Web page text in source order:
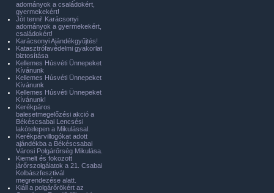
adományok a családokért,
gyermekekért!
Jót tenni! Karácsonyi
adományok a gyermekekért,
családokért!
Karácsonyi Ajándékgyűjtés!
Katasztrófavédelmi gyakorlat
biztosítása
Kellemes Húsvéti Ünnepeket
Kívánunk
Kellemes Húsvéti Ünnepeket
Kívánunk
Kellemes Húsvéti Ünnepeket
Kívánunk!
Kerékpáros
balesetmegelőzési akció a
Békéscsabai Lencsési
lakótelepen a Mikulással.
Kerékpárvillogókat adott
ajándékba a Békéscsabai
Városi Polgárőrség Mikulása.
Kiemelt és fokozott
járőrszolgálatok a 21. Csabai
Kolbászfesztivál
megrendezése alatt.
Kiáll a polgárőrökért az